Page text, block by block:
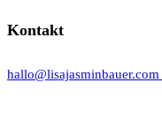
Kontakt
hallo@lisajasminbauer.com